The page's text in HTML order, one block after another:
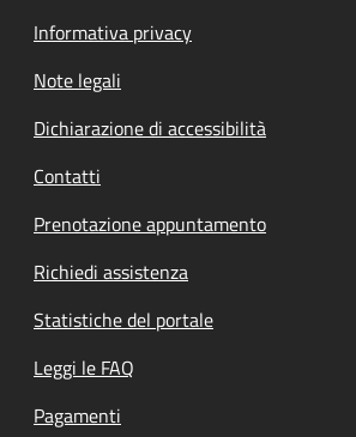
Informativa privacy
Note legali
Dichiarazione di accessibilità
Contatti
Prenotazione appuntamento
Richiedi assistenza
Statistiche del portale
Leggi le FAQ
Pagamenti